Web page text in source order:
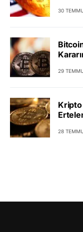
30
29
Kripto
28